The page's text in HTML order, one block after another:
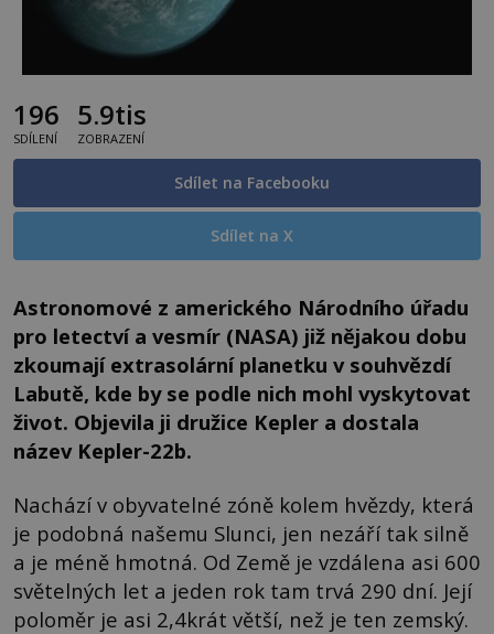
196
SDÍLENÍ
5.9tis
ZOBRAZENÍ
Sdílet na Facebooku
Sdílet na X
Astronomové z amerického Národního úřadu
pro letectví a vesmír (NASA) již nějakou dobu
zkoumají extrasolární planetku v souhvězdí
Labutě, kde by se podle nich mohl vyskytovat
život. Objevila ji družice Kepler a dostala
název Kepler-22b.
Nachází v obyvatelné zóně kolem hvězdy, která
je podobná našemu Slunci, jen nezáří tak silně
a je méně hmotná. Od Země je vzdálena asi 600
světelných let a jeden rok tam trvá 290 dní. Její
poloměr je asi 2,4krát větší, než je ten zemský.